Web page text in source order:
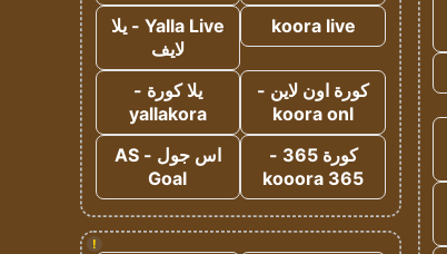
koora live
Yalla Live - يلا
لايف
كورة اون لاين -
koora onl
يلا كورة -
yallakora
كورة 365 -
kooora 365
اس جول - AS
Goal
!